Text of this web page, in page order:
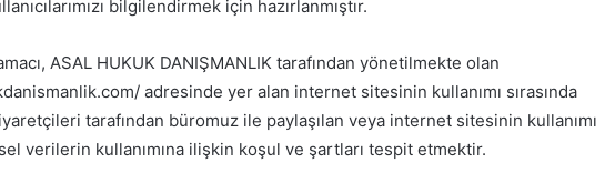
bilgilendirmek için hazırlanmıştır.
ASAL HUKUK DANIŞMANLIK tarafından yönetilmekte olan
adresinde yer alan internet sitesinin kullanımı sırasında
tarafından büromuz ile paylaşılan veya internet sitesinin kullanımı
verilerin kullanımına ilişkin koşul ve şartları tespit etmektir.